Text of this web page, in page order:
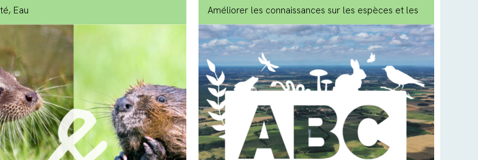
, Eau
Améliorer les connaissances sur les espèces et les
milieux, Biodiversité